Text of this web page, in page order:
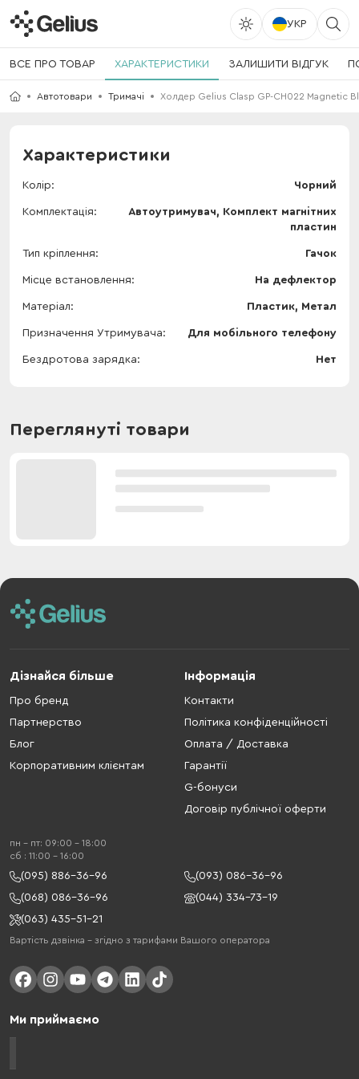
УКР
ВСЕ ПРО ТОВАР ХАРАКТЕРИСТИКИ ЗАЛИШИТИ ВІДГУК
Автотовари Тримачі Холдер Gelius Clasp GP-CH022 Magnetic
Характеристики
Колір Чорний
Комплектація
Автоутримувач, Комплект магнітних
пластин
Тип кріплення Гачок
Місце встановлення На дефлектор
Матеріал Пластик, Метал
Призначення Утримувача Для мобільного телефону
Бездротова зарядка Нет
Переглянуті товари
Дізнайся більше
Про бренд
Партнерство
Блог
Корпоративним клієнтам
Інформація
Контакти
Політика конфіденційності
Оплата / Доставка
Гарантії
G-бонуси
Договір публічної оферти
пн - пт: 09:00 - 18:00
cб : 11:00 - 16:00
(095) 886-36-96
(093) 086-36-96
(068) 086-36-96
(044) 334-73-19
(063) 435-51-21
Вартість дзвінка – згідно з тарифами Вашого оператора
Ми приймаємо